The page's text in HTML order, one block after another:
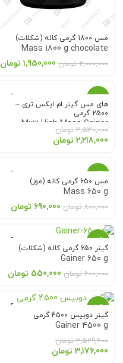
مس 1800 گرمی کاله (شکلات)
Mass 1800 g chocolate
2,000,000 تومان 1,950,000 تومان
-37%
اتمام
موجودی
های مس گینر ام ایکس تری –
2500 گرمی
Mx3 High Mass Gainer
2500g
3,530,000 تومان
2,218,000 تومان
-14%
اتمام
موجودی
مس 650 گرمی کاله (موز)
Mass 650 g
800,000 تومان 690,000 تومان
-8%
اتمام
موجودی
گینر 650 گرمی کاله (شکلات)
Gainer 650 g
600,000 تومان 550,000 تومان
-10%
اتمام
موجودی
گینر دوبیس 4500 گرمی
Gainer 4500 g
3,529,600 تومان
3,176,000 تومان